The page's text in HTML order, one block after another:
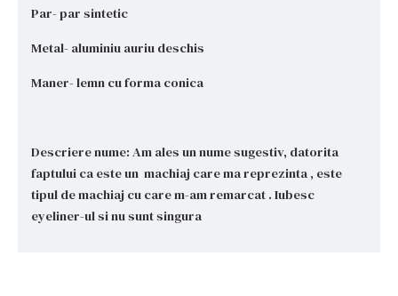
Par- par sintetic
Metal- aluminiu auriu deschis
Maner- lemn cu forma conica
Descriere nume: Am ales un nume sugestiv, datorita
faptului ca este un machiaj care ma reprezinta , este
tipul de machiaj cu care m-am remarcat . Iubesc
eyeliner-ul si nu sunt singura